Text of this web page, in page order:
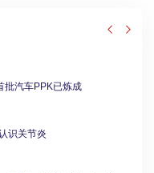
批汽车PPK已炼成
识关节炎